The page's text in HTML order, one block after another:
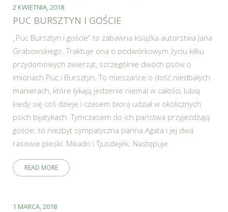
2 KWIETNIA, 2018
PUC BURSZTYN I GOŚCIE
„Puc Bursztyn i goście” to zabawna książka autorstwa Jana
Grabowskiego. Traktuje ona o podwórkowym życiu kilku
przydomowych zwierząt, szczególnie dwóch psów o
imionach Puc i Bursztyn. To mieszańce o dość niedbałych
manierach, które łykają jedzenie niemal w całości, lubią
kiedy się coś dzieje i czasem biorą udział w okolicznych
psich bijatykach. Tymczasem do ich państwa przyjeżdżają
goście: to niezbyt sympatyczna panna Agata i jej dwa
rasowie pieski: Mikado i Tjusdejek. Następuje
READ MORE
1 MARCA, 2018